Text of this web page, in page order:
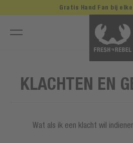
Gratis Hand Fan bij
KLACHTEN EN
Wat als ik een klacht wil